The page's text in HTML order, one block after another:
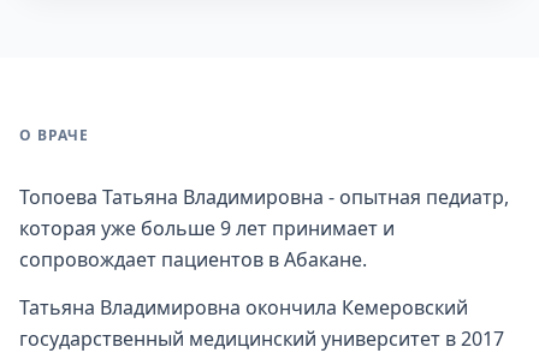
О ВРАЧЕ
Топоева Татьяна Владимировна - опытная педиатр,
которая уже больше 9 лет принимает и
сопровождает пациентов в Абакане.
Татьяна Владимировна окончила Кемеровский
государственный медицинский университет в 2017